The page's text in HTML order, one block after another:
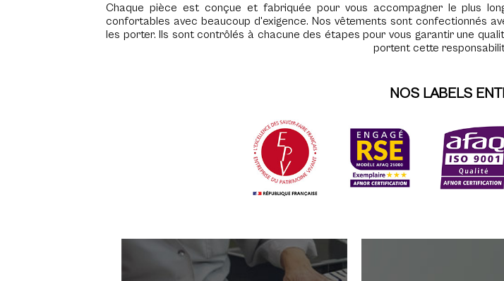
Chaque pièce est conçue et fabriquée pour vous accompagner le plus
confortables avec beaucoup d'exigence. Nos vêtements sont confectionnés
les porter. Ils sont contrôlés à chacune des étapes pour vous garantir une
portent cette
NOS LABELS